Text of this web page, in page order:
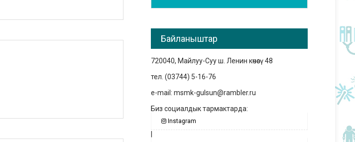
Байланыштар
720040, Майлуу-Суу ш. Ленин көчөсү 48
тел. (03744) 5-16-76
e-mail: msmk-gulsun@rambler.ru
Биз социалдык тармактарда:
Instagram